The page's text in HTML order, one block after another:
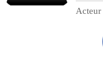
Acteur